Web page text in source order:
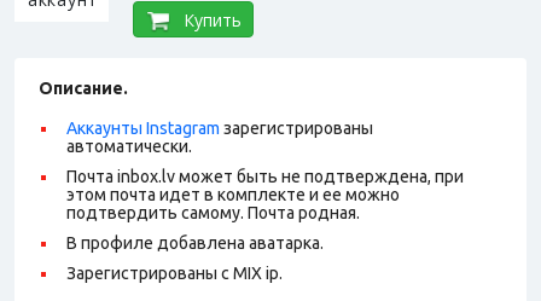
Купить
Описание.
Аккаунты Instagram зарегистрированы
автоматически.
Почта inbox.lv может быть не подтверждена, при
этом почта идет в комплекте и ее можно
подтвердить самому. Почта родная.
В профиле добавлена аватарка.
Зарегистрированы с MIX ip.